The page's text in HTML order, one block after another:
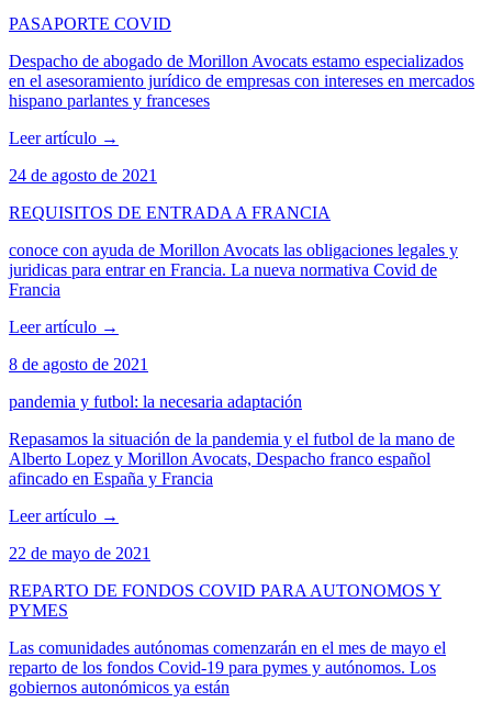
PASAPORTE COVID
Despacho de abogado de Morillon Avocats estamo especializados
en el asesoramiento jurídico de empresas con intereses en mercados
hispano parlantes y franceses
Leer artículo →
24 de agosto de 2021
REQUISITOS DE ENTRADA A FRANCIA
conoce con ayuda de Morillon Avocats las obligaciones legales y
juridicas para entrar en Francia. La nueva normativa Covid de
Francia
Leer artículo →
8 de agosto de 2021
pandemia y futbol: la necesaria adaptación
Repasamos la situación de la pandemia y el futbol de la mano de
Alberto Lopez y Morillon Avocats, Despacho franco español
afincado en España y Francia
Leer artículo →
22 de mayo de 2021
REPARTO DE FONDOS COVID PARA AUTONOMOS Y
PYMES
Las comunidades autónomas comenzarán en el mes de mayo el
reparto de los fondos Covid-19 para pymes y autónomos. Los
gobiernos autonómicos ya están